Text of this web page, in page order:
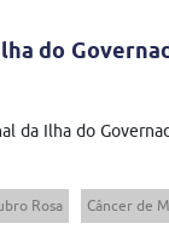
do
da Ilha do
Rosa Câncer de